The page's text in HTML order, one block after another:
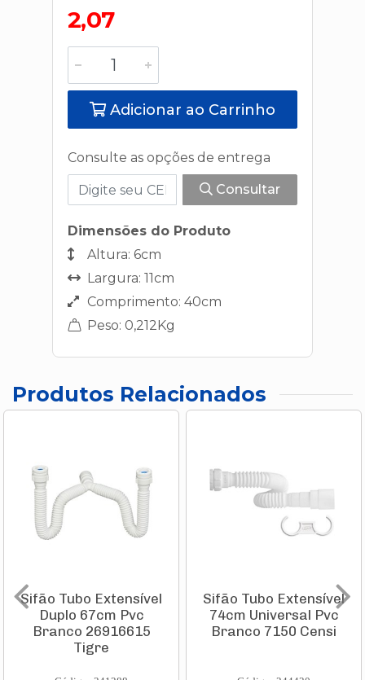
2,07
Adicionar ao Carrinho
Consulte as opções de entrega
Consultar
Dimensões do Produto
Altura: 6cm
Largura: 11cm
Comprimento: 40cm
Peso: 0,212Kg
Produtos Relacionados
Sifão Tubo Extensível
Duplo 67cm Pvc
Branco 26916615
Tigre
Sifão Tubo Extensível
74cm Universal Pvc
Branco 7150 Censi